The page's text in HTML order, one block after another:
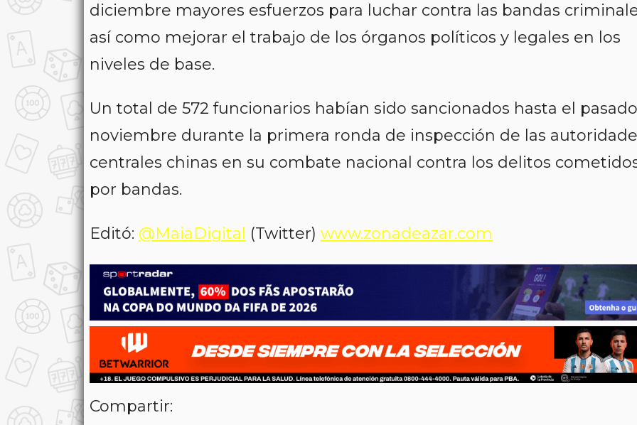
diciembre mayores esfuerzos para luchar contra las bandas
así como mejorar el trabajo de los órganos políticos y legales en los
niveles de base.
Un total de 572 funcionarios habían sido sancionados hasta el pasado
noviembre durante la primera ronda de inspección de las
centrales chinas en su combate nacional contra los delitos
por bandas.
Editó: @MaiaDigital (Twitter) www.zonadeazar.com
Compartir: